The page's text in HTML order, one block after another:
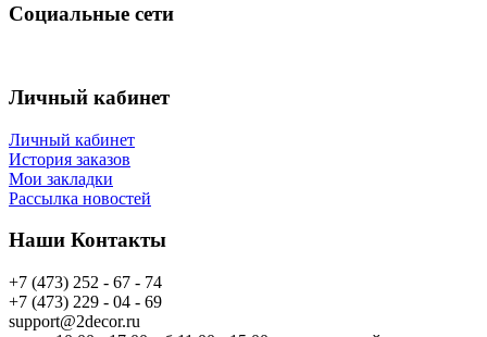
Социальные сети
Личный кабинет
Личный кабинет
История заказов
Мои закладки
Рассылка новостей
Наши Контакты
+7 (473) 252 - 67 - 74
+7 (473) 229 - 04 - 69
support@2decor.ru